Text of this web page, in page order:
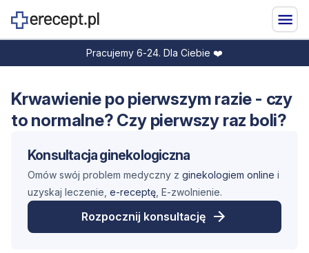
Pracujemy 6-24. Dla Ciebie ❤️
Krwawienie po pierwszym razie - czy
to normalne? Czy pierwszy raz boli?
Konsultacja ginekologiczna
Omów swój problem medyczny z ginekologiem online i
uzyskaj leczenie, e-receptę , E-zwolnienie.
Rozpocznij konsultację